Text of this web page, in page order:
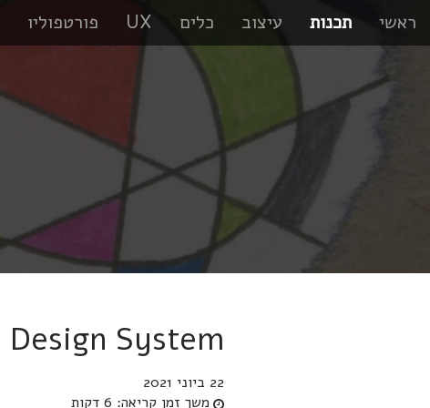
ראשי תכנות עיצוב כלים UX פורטפוליו
Design System
22 ביוני 2021
משך זמן קריאה: 6 דקות